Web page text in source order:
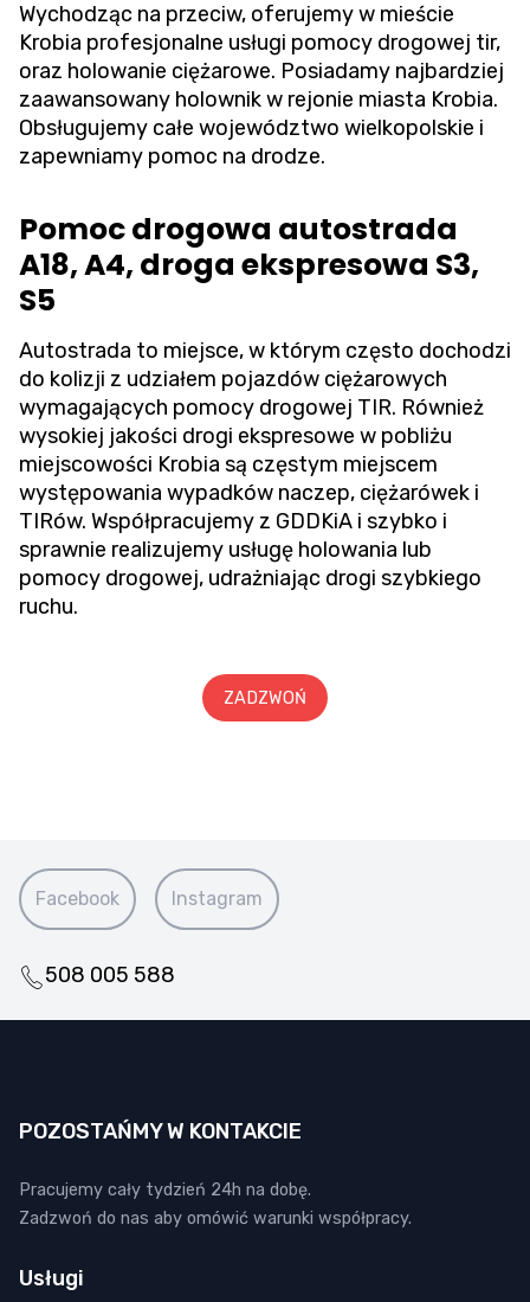
Wychodząc na przeciw, oferujemy w mieście
Krobia profesjonalne usługi pomocy drogowej tir,
oraz holowanie ciężarowe. Posiadamy najbardziej
zaawansowany holownik w rejonie miasta Krobia.
Obsługujemy całe województwo wielkopolskie i
zapewniamy pomoc na drodze.
Pomoc drogowa autostrada
A18, A4, droga ekspresowa S3,
S5
Autostrada to miejsce, w którym często dochodzi
do kolizji z udziałem pojazdów ciężarowych
wymagających pomocy drogowej TIR. Również
wysokiej jakości drogi ekspresowe w pobliżu
miejscowości Krobia są częstym miejscem
występowania wypadków naczep, ciężarówek i
TIRów. Współpracujemy z GDDKiA i szybko i
sprawnie realizujemy usługę holowania lub
pomocy drogowej, udrażniając drogi szybkiego
ruchu.
ZADZWOŃ
Facebook Instagram
508 005 588
POZOSTAŃMY W KONTAKCIE
Pracujemy cały tydzień 24h na dobę.
Zadzwoń do nas aby omówić warunki współpracy.
Usługi